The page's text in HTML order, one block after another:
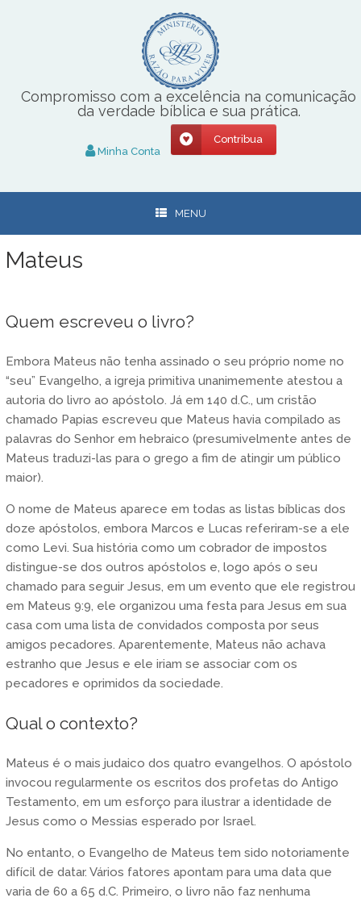
Compromisso com a excelência na comunicação
da verdade bíblica e sua prática.
Minha Conta
Contribua
MENU
Mateus
Quem escreveu o livro?
Embora Mateus não tenha assinado o seu próprio nome no
“seu” Evangelho, a igreja primitiva unanimemente atestou a
autoria do livro ao apóstolo. Já em 140 d.C., um cristão
chamado Papias escreveu que Mateus havia compilado as
palavras do Senhor em hebraico (presumivelmente antes de
Mateus traduzi-las para o grego a fim de atingir um público
maior).
O nome de Mateus aparece em todas as listas bíblicas dos
doze apóstolos, embora Marcos e Lucas referiram-se a ele
como Levi. Sua história como um cobrador de impostos
distingue-se dos outros apóstolos e, logo após o seu
chamado para seguir Jesus, em um evento que ele registrou
em Mateus 9:9, ele organizou uma festa para Jesus em sua
casa com uma lista de convidados composta por seus
amigos pecadores. Aparentemente, Mateus não achava
estranho que Jesus e ele iriam se associar com os
pecadores e oprimidos da sociedade.
Qual o contexto?
Mateus é o mais judaico dos quatro evangelhos. O apóstolo
invocou regularmente os escritos dos profetas do Antigo
Testamento, em um esforço para ilustrar a identidade de
Jesus como o Messias esperado por Israel.
No entanto, o Evangelho de Mateus tem sido notoriamente
difícil de datar. Vários fatores apontam para uma data que
varia de 60 a 65 d.C. Primeiro, o livro não faz nenhuma